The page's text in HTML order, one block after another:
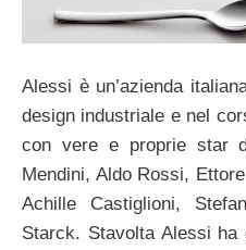
Alessi è un’azienda
design industriale e nel
con vere e proprie star
Mendini, Aldo Rossi,
Achille Castiglioni,
Starck. Stavolta Alessi